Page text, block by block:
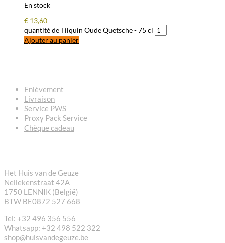
En stock
€ 13,60
quantité de Tilquin Oude Quetsche - 75 cl
Ajouter au panier
Enlèvement
Livraison
Service PWS
Proxy Pack Service
Chèque cadeau
Het Huis van de Geuze
Nellekenstraat 42A
1750 LENNIK (België)
BTW BE0872 527 668
Tel: +32 496 356 556
Whatsapp: +32 498 522 322
shop@huisvandegeuze.be